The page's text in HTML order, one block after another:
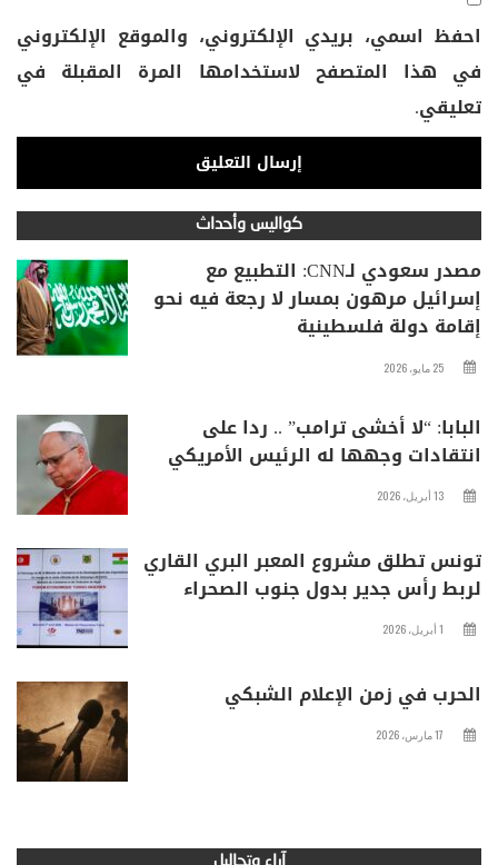
احفظ اسمي، بريدي الإلكتروني، والموقع الإلكتروني
في هذا المتصفح لاستخدامها المرة المقبلة في
تعليقي.
كواليس وأحداث
مصدر سعودي لـCNN: التطبيع مع
إسرائيل مرهون بمسار لا رجعة فيه نحو
إقامة دولة فلسطينية
25 مايو، 2026
البابا: “لا أخشى ترامب” .. ردا على
انتقادات وجهها له الرئيس الأمريكي
13 أبريل، 2026
تونس تطلق مشروع المعبر البري القاري
لربط رأس جدير بدول جنوب الصحراء
1 أبريل، 2026
الحرب في زمن الإعلام الشبكي
17 مارس، 2026